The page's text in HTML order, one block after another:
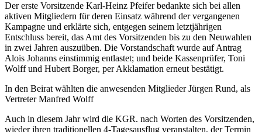
Der erste Vorsitzende Karl-Heinz Pfeifer bedankte sich bei allen
aktiven Mitgliedern für deren Einsatz während der vergangenen
Kampagne und erklärte sich, entgegen seinem letztjährigen
Entschluss bereit, das Amt des Vorsitzenden bis zu den Neuwahlen
in zwei Jahren auszuüben. Die Vorstandschaft wurde auf Antrag
Alois Johanns einstimmig entlastet; und beide Kassenprüfer, Toni
Wolff und Hubert Borger, per Akklamation erneut bestätigt.
In den Beirat wählten die anwesenden Mitglieder Jürgen Rund, als
Vertreter Manfred Wolff
Auch in diesem Jahr wird die KGR. nach Worten des Vorsitzenden,
wieder ihren traditionellen 4-Tagesausflug veranstalten, der Termin